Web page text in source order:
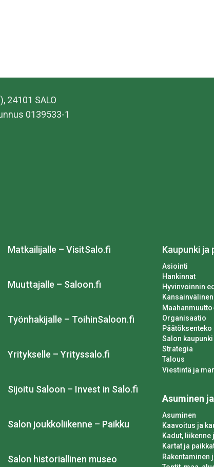
24101 SALO
0139533-1
Matkailijalle – VisitSalo.fi
Muuttajalle – Saloon.fi
Työnhakijalle – ToihinSaloon.fi
Yritykselle – Yrityssalo.fi
Sijoitu Saloon – Invest in Salo.fi
Salon joukkoliikenne – Paikku
Salon historiallinen museo
Kaupunki ja
Asiointi
Hankinnat
Hyvinvoinnin
Organisaatio
Päätöksenteko
Salon
Strategia
Talous
Viestintä ja
Asuminen
Asuminen
Kaavoitus ja
Kadut, liikenne
Kartat ja
Rakentaminen